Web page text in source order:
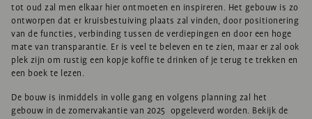
tot oud zal men elkaar hier ontmoeten en inspireren. Het gebouw is zo
ontworpen dat er kruisbestuiving plaats zal vinden, door positionering
van de functies, verbinding tussen de verdiepingen en door een hoge
mate van transparantie. Er is veel te beleven en te zien, maar er zal ook
plek zijn om rustig een kopje koffie te drinken of je terug te trekken en
een boek te lezen.
De bouw is inmiddels in volle gang en volgens planning zal het
gebouw in de zomervakantie van 2025 opgeleverd worden. Bekijk de